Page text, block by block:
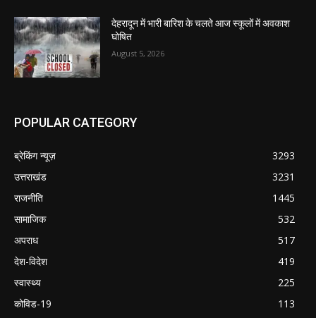
देहरादून में भारी बारिश के चलते आज स्कूलों में अवकाश
घोषित
August 5, 2026
POPULAR CATEGORY
ब्रेकिंग न्यूज़
3293
उत्तराखंड
3231
राजनीति
1445
सामाजिक
532
अपराध
517
देश-विदेश
419
स्वास्थ्य
225
कोविड-19
113